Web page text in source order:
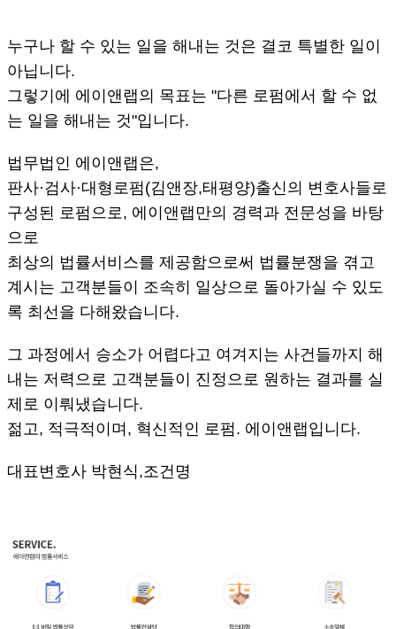
누구나 할 수 있는 일을 해내는 것은 결코 특별한 일이
아닙니다.
그렇기에 에이앤랩의 목표는 "다른 로펌에서 할 수 없
는 일을 해내는 것"입니다.
법무법인 에이앤랩은,
판사·검사·대형로펌(김앤장,태평양)출신의 변호사들로
구성된 로펌으로, 에이앤랩만의 경력과 전문성을 바탕
으로
최상의 법률서비스를 제공함으로써 법률분쟁을 겪고
계시는 고객분들이 조속히 일상으로 돌아가실 수 있도
록 최선을 다해왔습니다.
그 과정에서 승소가 어렵다고 여겨지는 사건들까지 해
내는 저력으로 고객분들이 진정으로 원하는 결과를 실
제로 이뤄냈습니다.
젊고, 적극적이며, 혁신적인 로펌. 에이앤랩입니다.
대표변호사 박현식,조건명